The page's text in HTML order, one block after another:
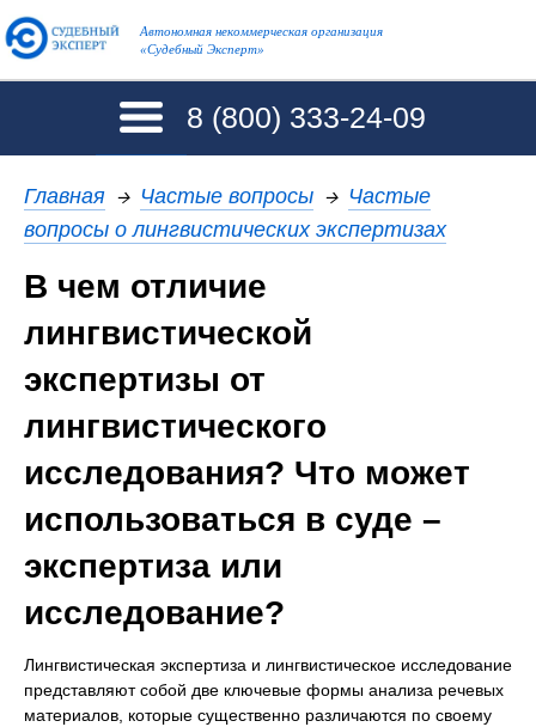
Автономная некоммерческая организация
«Судебный Эксперт»
8 (800) 333-24-09
Главная → Частые вопросы → Частые
вопросы о лингвистических экспертизах
В чем отличие
лингвистической
экспертизы от
лингвистического
исследования? Что может
использоваться в суде –
экспертиза или
исследование?
Лингвистическая экспертиза и лингвистическое исследование
представляют собой две ключевые формы анализа речевых
материалов, которые существенно различаются по своему